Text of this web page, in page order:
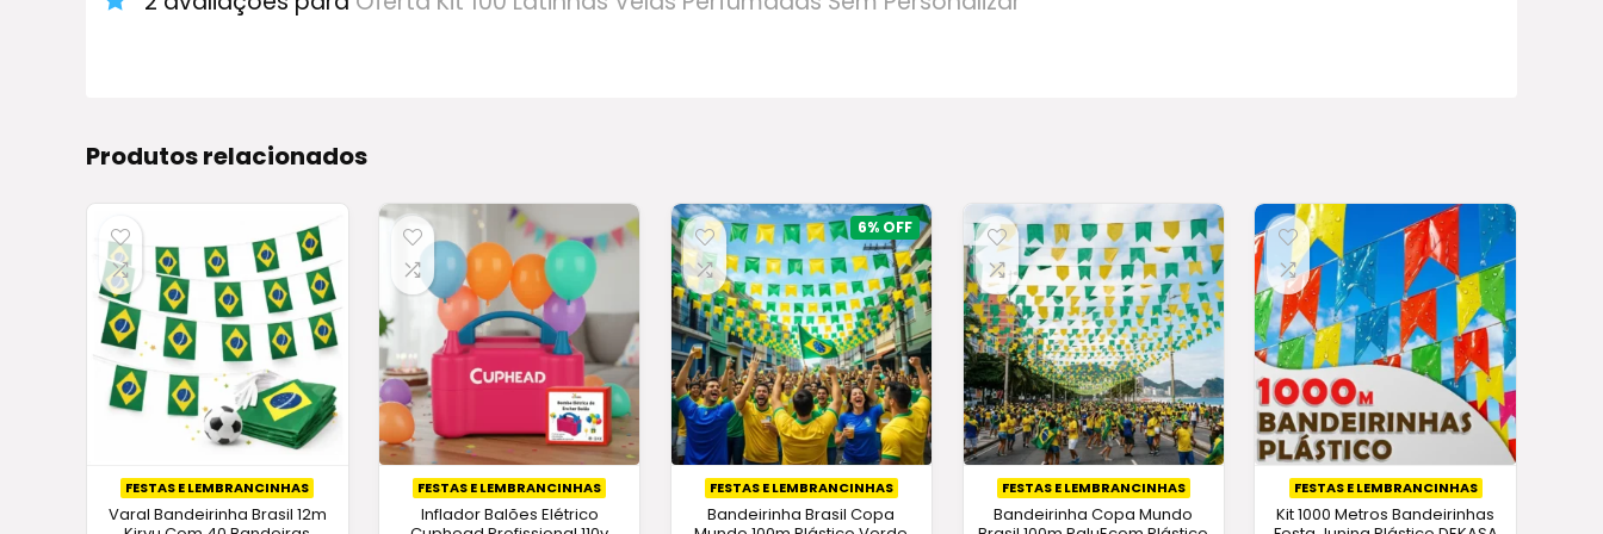
Produtos relacionados
FESTAS E LEMBRANCINHAS
Varal Bandeirinha Brasil 12m
FESTAS E LEMBRANCINHAS
Inflador Balões Elétrico
6%
FESTAS E LEMBRANCINHAS
Bandeirinha Brasil Copa
FESTAS E LEMBRANCINHAS
Bandeirinha Copa Mundo
FESTAS E LEMBRANCINHAS
Kit 1000 Metros Bandeirinhas